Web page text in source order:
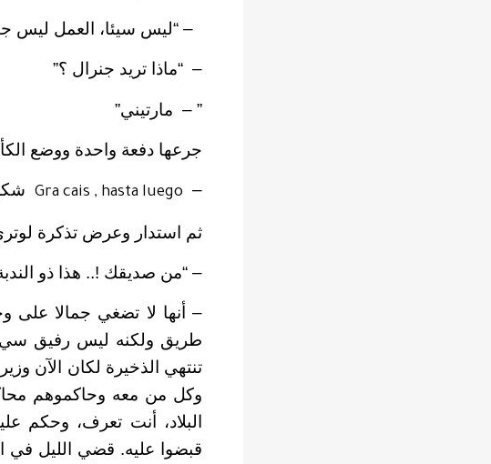
– “ليس سيئا، العمل ليس
– “ماذا تريد جنرال ؟”
” – مارتيني”
جرعها دفعة واحدة ووضع
–
Gra cais , hasta luego
ثم استدار وعرض تذكرة
– “من صديقك !.. هذا ذو
– أنها لا تضغي جمالا على
طريق ولكنه ليس رفيق
تنتهي الذخيرة لكان الآن
وكل من معه وحاكموهم
البلاد، أنت تعرف، وحكم
قبضوا عليه. قضي الليل